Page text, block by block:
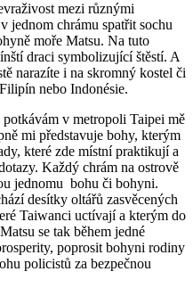
mezi různými
jednom chrámu spatřit sochu
moře Matsu. Na tuto
draci symbolizující štěstí. A
narazíte i na skromný kostel či
nebo Indonésie.
v metropoli Taipei mě
mi představuje bohy, kterým
které zde místní praktikují a
Každý chrám na ostrově
jednomu bohu či bohyni.
desítky oltářů zasvěcených
Taiwanci uctívají a kterým do
se tak během jedné
poprosit bohyni rodiny
policistů za bezpečnou